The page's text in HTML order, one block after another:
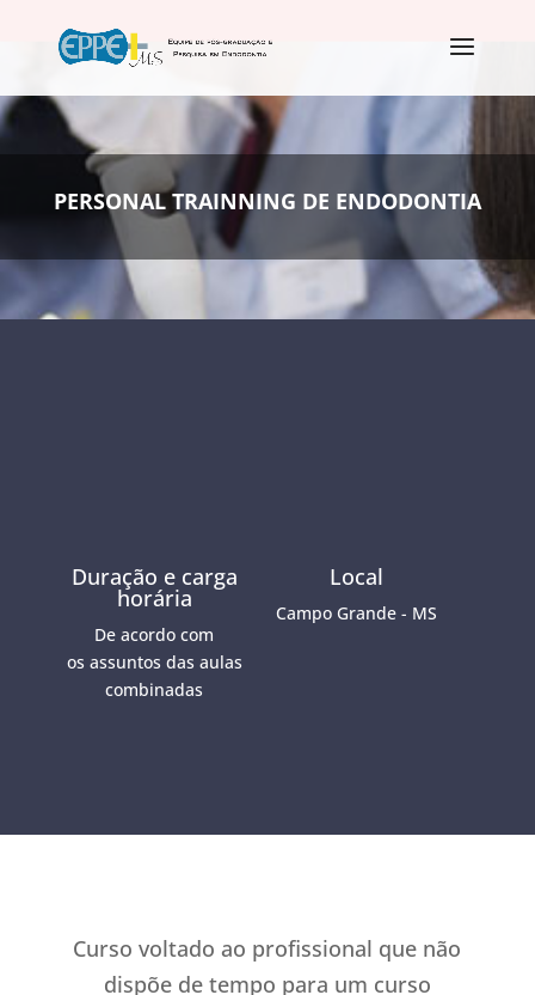
PERSONAL TRAINNING DE ENDODONTIA
Duração e carga
horária
De acordo com
os assuntos das aulas
combinadas
Local
Campo Grande - MS
Curso voltado ao profissional que não
dispõe de tempo para um curso